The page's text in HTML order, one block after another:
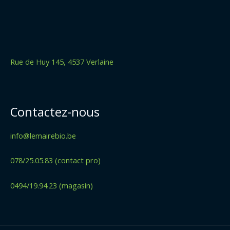
Rue de Huy 145, 4537 Verlaine
Contactez-nous
info@lemairebio.be
078/25.05.83 (contact pro)
0494/19.94.23 (magasin)